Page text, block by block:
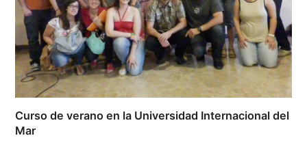
Curso de verano en la Universidad Internacional del
Mar